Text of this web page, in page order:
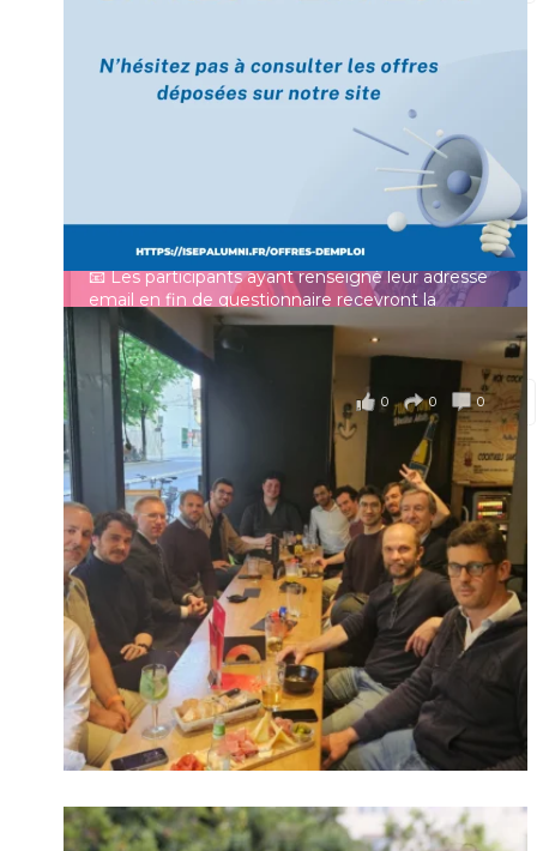
Charger plus Suivre sur Instagram
[Enquête IESF 2026] Top départ 🚀
👩‍🎓 Ingénieurs diplômés, vous avez jusqu’au 31
mai pour participer et faire entendre votre voix !
Depuis plus de 60 ans, cette enquête vise à établir
un panorama complet de la situation socio-
professionnelle des ingénieurs et scientifiques
français.
📧 Les participants ayant renseigné leur adresse
email en fin de questionnaire recevront la
synthèse des résultats...Voir plus
il y a 4 mois
0 0 0
Voir sur Facebook
Prénom
Mot de passe
Se souvenir de moi
Connexion
Identifiant oublié ?
Mot de passe
oublié ?